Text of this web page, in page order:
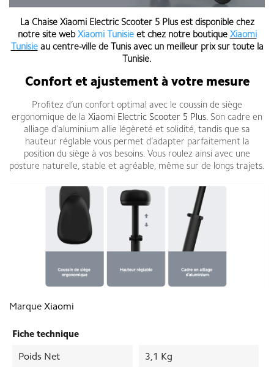
La Chaise Xiaomi Electric Scooter 5 Plus est disponible chez
notre site web Xiaomi Tunisieet chez notre boutique Xiaomi
Tunisieau centre-ville de Tunis avec un meilleur prix sur toute la
Tunisie.
Confort et ajustement à votre mesure
Profitez d’un confort optimal avec le coussin de siège
ergonomique de la Xiaomi Electric Scooter 5 Plus. Son cadre en
alliage d’aluminium allie légèreté et solidité, tandis que sa
hauteur réglable vous permet d’adapter parfaitement la
position du siège à vos besoins. Vous roulez ainsi avec une
posture naturelle, stable et agréable, même sur de longs trajets.
Marque Xiaomi
Fiche technique
Poids Net 3,1 Kg